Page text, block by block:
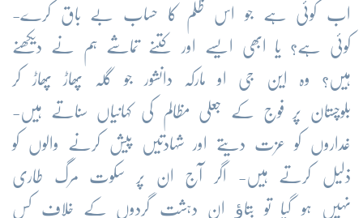
اب کوئی ہے جو اس ظلم کا حساب بے باق کرے-
کوئی ہے؟ یا ابھی ایسے اور کتنے تماشے ہم نے دیکھنے
ہیں؟ وہ این جی او مارکہ دانشور جو گلہ پھاڑ پھاڑ کر
بلوچستان پر فوج کے جعلی مظالم کی کہانیاں سناتے ہیں-
غداروں کو عزت دیتے اور شہادتیں پیش کرنے والوں کو
ذلیل کرتے ہیں- اگر آج ان پر سکوت مرگ طاری
نہیں ہو گیا تو بتاﺅ ان دہشت گردوں کے خلاف کس